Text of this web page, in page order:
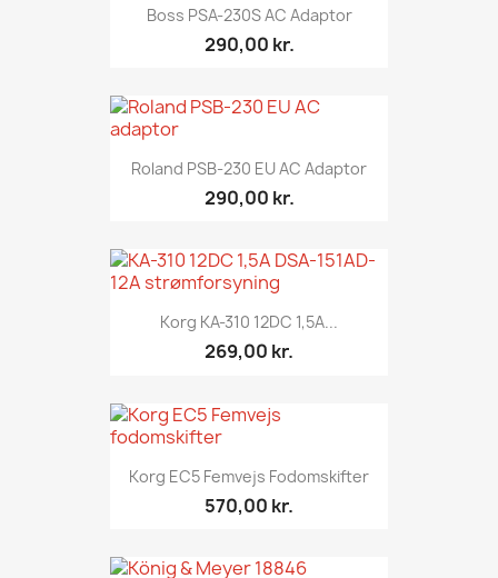
Boss PSA-230S AC Adaptor
290,00 kr.
Roland PSB-230 EU AC Adaptor
290,00 kr.
Korg KA-310 12DC 1,5A...
269,00 kr.
Korg EC5 Femvejs Fodomskifter
570,00 kr.